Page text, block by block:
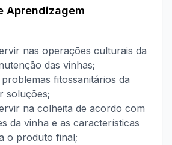
Aprendizagem
nas operações culturais da
das vinhas;
fitossanitários da
soluções;
na colheita de acordo com
da vinha e as características
o produto final;